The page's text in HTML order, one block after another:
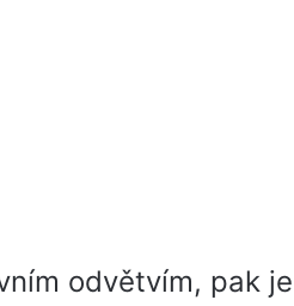
odvětvím, pak je